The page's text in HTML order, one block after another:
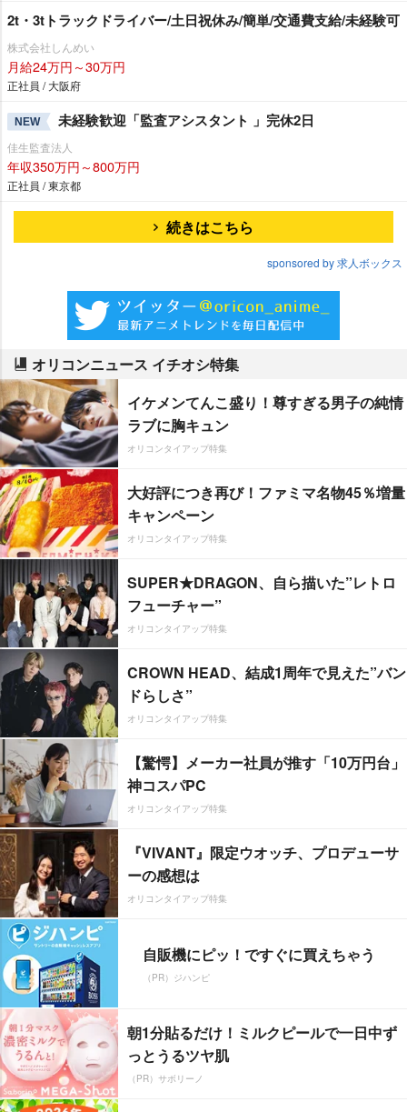
2t・3tトラックドライバー/土日祝休み/簡単/交通費支給/未経験可
株式会社しんめい
月給24万円～30万円
正社員 / 大阪府
NEW 未経験歓迎「監査アシスタント 」完休2日
佳生監査法人
年収350万円～800万円
正社員 / 東京都
続きはこちら
sponsored by 求人ボックス
オリコンニュース イチオシ特集
イケメンてんこ盛り！尊すぎる男子の純情
ラブに胸キュン
オリコンタイアップ特集
大好評につき再び！ファミマ名物45％増量
キャンペーン
オリコンタイアップ特集
SUPER★DRAGON、自ら描いた”レトロ
フューチャー”
オリコンタイアップ特集
CROWN HEAD、結成1周年で見えた”バン
ドらしさ”
オリコンタイアップ特集
【驚愕】メーカー社員が推す「10万円台」
神コスパPC
オリコンタイアップ特集
『VIVANT』限定ウオッチ、プロデューサ
ーの感想は
オリコンタイアップ特集
自販機にピッ！ですぐに買えちゃう
（PR）ジハンピ
朝1分貼るだけ！ミルクピールで一日中ず
っとうるツヤ肌
（PR）サボリーノ